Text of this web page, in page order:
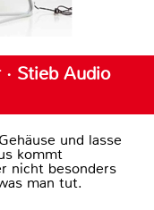
Stieb Audio
und lasse
kommt
nicht besonders
man tut.